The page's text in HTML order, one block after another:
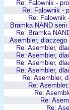
Re: Falownik -
Re: Falownik -
Re: Falownik
Bramka NAND
Re: Bramka
Asembler,
Re: Asembler,
Re: Asembler,
Re: Asembler,
Re: Asembler,
Re: Asembler,
Re:
Re:
Re:
Re: